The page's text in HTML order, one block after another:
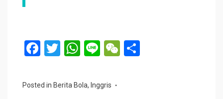
F
ce
T
tt
W
at
Li
e
W
Posted in Berita Bola, Inggris